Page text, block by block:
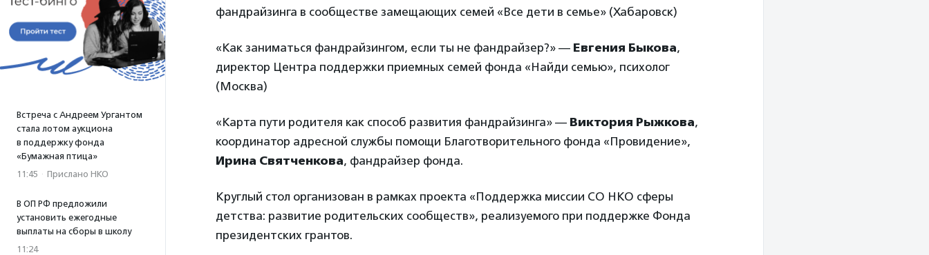
Встреча с Андреем Ургантом
стала лотом аукциона
в поддержку фонда
«Бумажная птица»
11:45 · Прислано НКО
В ОП РФ предложили
установить ежегодные
выплаты на сборы в школу
11:24
фандрайзинга в сообществе замещающих семей «Все дети в семье» (Хабаровск)
«Как заниматься фандрайзингом, если ты не фандрайзер?» — Евгения Быкова,
директор Центра поддержки приемных семей фонда «Найди семью», психолог
(Москва)
«Карта пути родителя как способ развития фандрайзинга» — Виктория Рыжкова,
координатор адресной службы помощи Благотворительного фонда «Провидение»,
Ирина Святченкова, фандрайзер фонда.
Круглый стол организован в рамках проекта «Поддержка миссии СО НКО сферы
детства: развитие родительских сообществ», реализуемого при поддержке Фонда
президентских грантов.